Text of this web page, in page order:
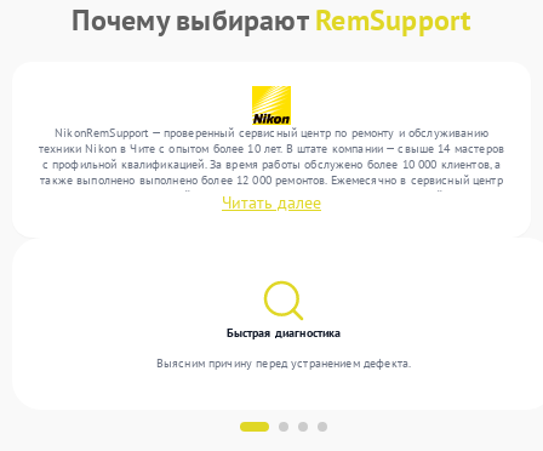
Почему выбираютRemSupport
NikonRemSupport — проверенный сервисный центр по ремонту и обслуживанию
техники Nikon в Чите с опытом более 10 лет. В штате компании — свыше 14 мастеров
с профильной квалификацией. За время работы обслужено более 10 000 клиентов, а
также выполнено выполнено более 12 000 ремонтов. Ежемесячно в сервисный центр
поступает более 300 устройств, включая , , . Мы устраняем поломки любой сложности
и предлагаем стабильный уровень сервиса благодаря использованию современного
Читать далее
Быстрая диагностика
Выясним причину перед устранением дефекта.